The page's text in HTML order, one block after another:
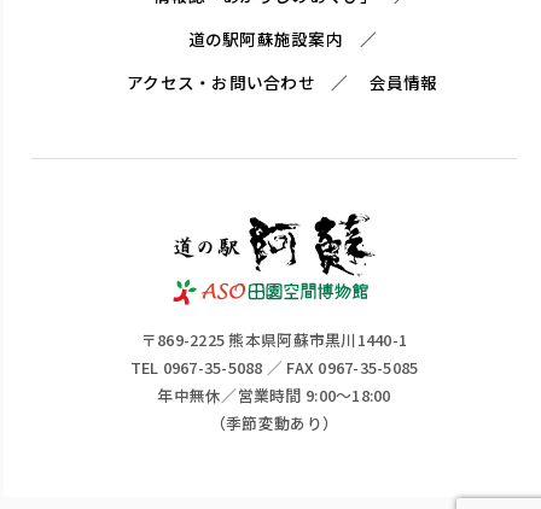
道の駅阿蘇施設案内
アクセス・お問い合わせ
会員情報
〒869-2225 熊本県阿蘇市黒川1440-1
TEL 0967-35-5088 ／ FAX 0967-35-5085
年中無休／営業時間 9:00～18:00
（季節変動あり）